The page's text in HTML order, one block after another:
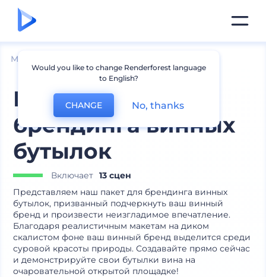
Мокапы
Пакет для
брендинга винных
бутылок
Включает 13 сцен
Представляем наш пакет для брендинга винных
бутылок, призванный подчеркнуть ваш винный
бренд и произвести неизгладимое впечатление.
Благодаря реалистичным макетам на диком
скалистом фоне ваш винный бренд выделится среди
суровой красоты природы. Создавайте прямо сейчас
и демонстрируйте свои бутылки вина на
очаровательной открытой площадке!
Would you like to change Renderforest language
to English?
CHANGE No, thanks